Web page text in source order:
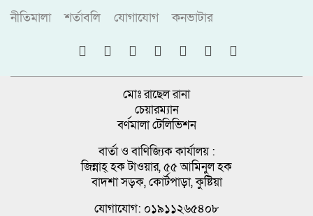
নীতিমালা
শর্তাবলি যোগাযোগ কনভাটার
মোঃ রাছেল রানা
চেয়ারম্যান
বর্ণমালা টেলিভিশন
বার্তা ও বাণিজ্যিক কার্যালয় :
জিন্নাহ্ হক টাওয়ার, ৫৫ আমিনুল হক
বাদশা সড়ক, কোর্টপাড়া, কুষ্টিয়া
যোগাযোগ: ০১৯১১২৬৫৪০৮